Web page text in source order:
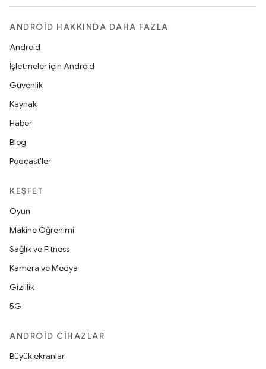
ANDROID HAKKINDA DAHA FAZLA
Android
İşletmeler için Android
Güvenlik
Kaynak
Haber
Blog
Podcast'ler
KEŞFET
Oyun
Makine Öğrenimi
Sağlık ve Fitness
Kamera ve Medya
Gizlilik
5G
ANDROID CIHAZLAR
Büyük ekranlar